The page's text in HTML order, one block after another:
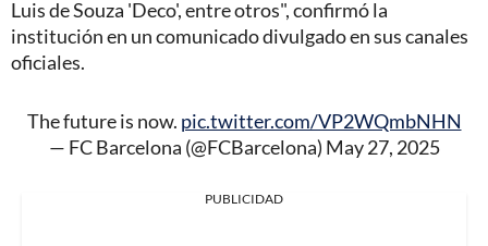
Luis de Souza 'Deco', entre otros", confirmó la
institución en un comunicado divulgado en sus canales
oficiales.
The future is now. pic.twitter.com/VP2WQmbNHN
— FC Barcelona (@FCBarcelona) May 27, 2025
PUBLICIDAD